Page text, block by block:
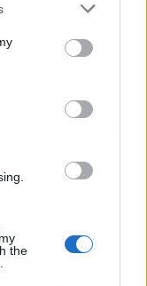
the
balísticos